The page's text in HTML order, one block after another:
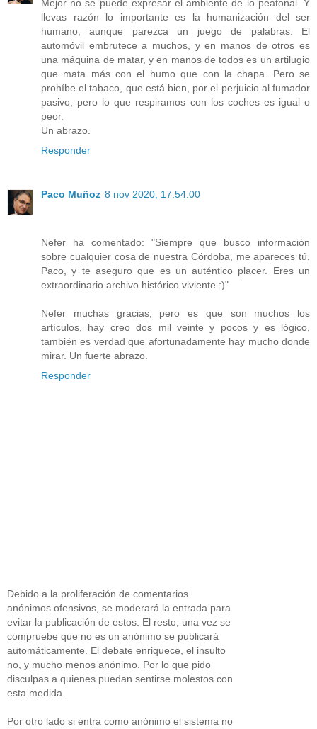
Mejor no se puede expresar el ambiente de lo peatonal. Y
llevas razón lo importante es la humanización del ser
humano, aunque parezca un juego de palabras. El
automóvil embrutece a muchos, y en manos de otros es
una máquina de matar, y en manos de todos es un artilugio
que mata más con el humo que con la chapa. Pero se
prohíbe el tabaco, que está bien, por el perjuicio al fumador
pasivo, pero lo que respiramos con los coches es igual o
peor.
Un abrazo.
Responder
Paco Muñoz 8 nov 2020, 17:54:00
Nefer ha comentado: "Siempre que busco información
sobre cualquier cosa de nuestra Córdoba, me apareces tú,
Paco, y te aseguro que es un auténtico placer. Eres un
extraordinario archivo histórico viviente :)"
Nefer muchas gracias, pero es que son muchos los
artículos, hay creo dos mil veinte y pocos y es lógico,
también es verdad que afortunadamente hay mucho donde
mirar. Un fuerte abrazo.
Responder
Debido a la proliferación de comentarios
anónimos ofensivos, se moderará la entrada para
evitar la publicación de estos. El resto, una vez se
compruebe que no es un anónimo se publicará
automáticamente. El debate enriquece, el insulto
no, y mucho menos anónimo. Por lo que pido
disculpas a quienes puedan sentirse molestos con
esta medida.
Por otro lado si entra como anónimo el sistema no